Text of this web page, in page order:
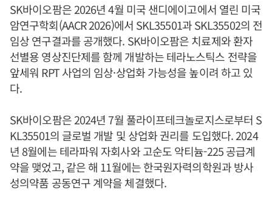
SK바이오팜은 2026년 4월 미국 샌디에이고에서 열린 미국
암연구학회(AACR 2026)에서 SKL35501과 SKL35502의 전
임상 연구결과를 공개했다. SK바이오팜은 치료제와 환자
선별용 영상진단제를 함께 개발하는 테라노스틱스 전략을
앞세워 RPT 사업의 임상·상업화 가능성을 높이려 하고 있
다.
SK바이오팜은 2024년 7월 풀라이프테크놀로지스로부터 S
KL35501의 글로벌 개발 및 상업화 권리를 도입했다. 2024
년 8월에는 테라파워 자회사와 고순도 악티늄-225 공급계
약을 맺었고, 같은 해 11월에는 한국원자력의학원과 방사
성의약품 공동연구 계약을 체결했다.